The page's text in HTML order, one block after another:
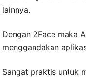
lainnya.
Dengan 2Face maka
menggandakan
Sangat praktis untuk